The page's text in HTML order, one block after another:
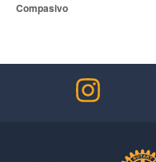
Compasivo